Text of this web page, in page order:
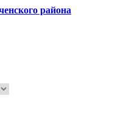
района